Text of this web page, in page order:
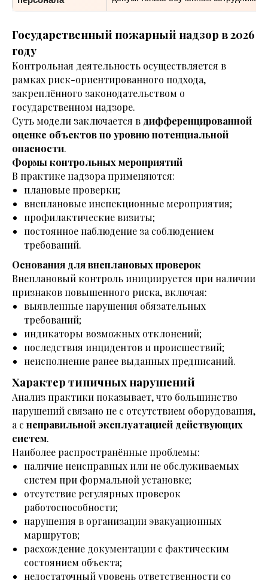
Государственный пожарный надзор в 2026
году
Контрольная деятельность осуществляется в
рамках риск-ориентированного подхода,
закреплённого законодательством о
государственном надзоре.
Суть модели заключается в дифференцированной
оценке объектов по уровню потенциальной
опасности.
Формы контрольных мероприятий
В практике надзора применяются:
плановые проверки;
внеплановые инспекционные мероприятия;
профилактические визиты;
постоянное наблюдение за соблюдением
требований.
Основания для внеплановых проверок
Внеплановый контроль инициируется при наличии
признаков повышенного риска, включая:
выявленные нарушения обязательных
требований;
индикаторы возможных отклонений;
последствия инцидентов и происшествий;
неисполнение ранее выданных предписаний.
Характер типичных нарушений
Анализ практики показывает, что большинство
нарушений связано не с отсутствием оборудования,
а с неправильной эксплуатацией действующих
систем.
Наиболее распространённые проблемы:
наличие неисправных или не обслуживаемых
систем при формальной установке;
отсутствие регулярных проверок
работоспособности;
нарушения в организации эвакуационных
маршрутов;
расхождение документации с фактическим
состоянием объекта;
недостаточный уровень ответственности со